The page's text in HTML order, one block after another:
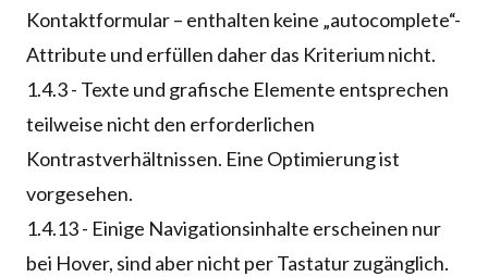
Kontaktformular – enthalten keine „autocomplete“-
Attribute und erfüllen daher das Kriterium nicht.
1.4.3 - Texte und grafische Elemente entsprechen
teilweise nicht den erforderlichen
Kontrastverhältnissen. Eine Optimierung ist
vorgesehen.
1.4.13 - Einige Navigationsinhalte erscheinen nur
bei Hover, sind aber nicht per Tastatur zugänglich.